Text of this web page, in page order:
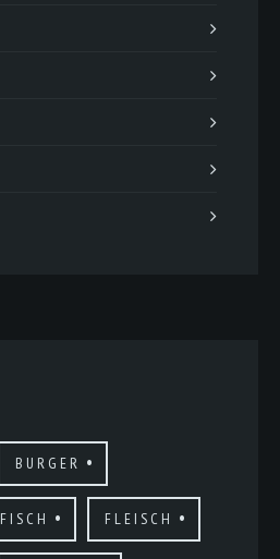
BURGER
FISCH FLEISCH